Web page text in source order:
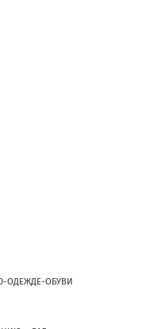
ОДЕЖДЕ-ОБУВИ